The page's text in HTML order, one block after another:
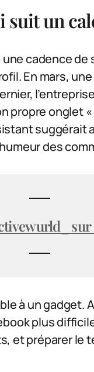
suit un
une cadence
En mars,
propre onglet
suggérait
des
sur
à un gadget.
plus
et préparer le